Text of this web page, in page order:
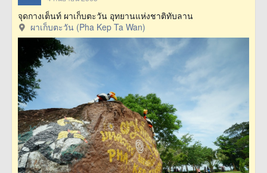
จุดกางเต็นท์ ผาเก็บตะวัน อุทยานแห่งชาติทับลาน
ผาเก็บตะวัน (Pha Kep Ta Wan)